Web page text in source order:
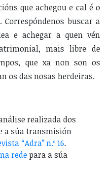
que achegou e cal é o
Correspóndenos buscar a
e achegar a quen vén
mais libre de
que xa non son os
os das nosas herdeiras.
realizada dos
a súa transmisión
“Adra” n.º 16.
na redepara a súa